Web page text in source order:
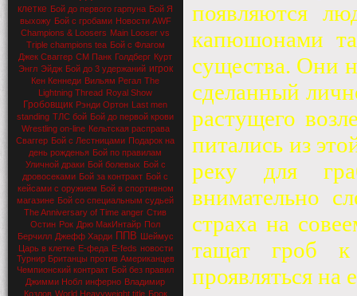
клетке Бой до первого гарпуна Бой Я
выхожу Бой с гробами Новости AWF
Champions & Loosers Main Looser vs
Triple champions tea Бой с Флагом
Джек Сваггер СМ Панк Голдберг Курт
Энгл Эйдж Бой до 3 удержаний игрок
Кен Кеннеди Вильям Регал The
Lightning Thread Royal Show
Гробовщик Рэнди Ортон Last men
standing ТЛС бой Бой до первой крови
Wrestling on-line Кельтская расправа
Сваггер Бой с Лестницами Подарок на
день рожденья Бой по правилам
Уличной драки Бой болевых Бой с
дровосеками Бой за контракт Бой с
кейсами с оружием Бой в спортивном
магазине Бой со специальным судьей
The Anniversary of Time anger Стив
Остин Рок Дрю МакИнтайр Пол
Берчилл Джефф Харди ППВ Шеймус
Царь в клетке Е-феда E-feds новости
Турнир Британцы против Американцев
Чемпионский контракт Бой без правил
Джимми Нобл инферно Владимир
Козлов World Heavyweight title Брок
появляются
капюшонами
существа. Они
сделанный
растущего
питались из
реку для
внимательно
страха на
тащат гроб к
проявляться на